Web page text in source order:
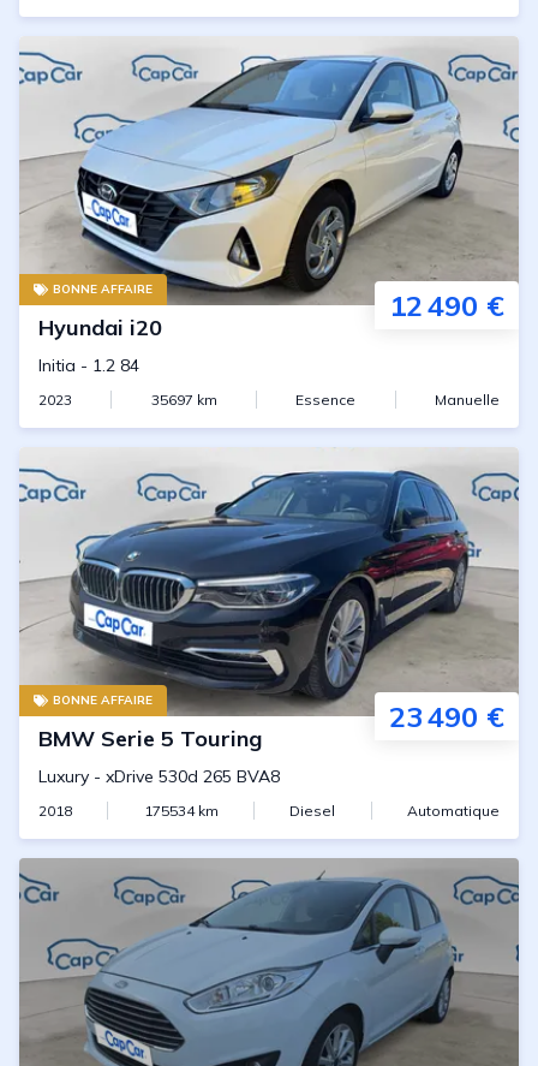
BONNE AFFAIRE 12 490 €
Hyundai i20
Initia - 1.2 84
2023 35697 km Essence Manuelle
BONNE AFFAIRE 23 490 €
BMW Serie 5 Touring
Luxury - xDrive 530d 265 BVA8
2018 175534km Diesel Automatique